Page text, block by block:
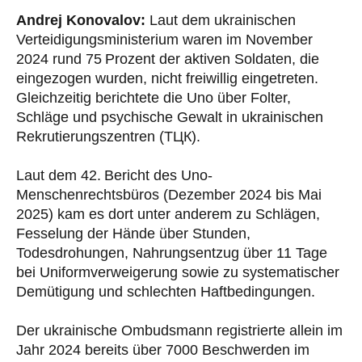
Andrej Konovalov: Laut dem ukrainischen
Verteidigungsministerium waren im November
2024 rund 75 Prozent der aktiven Soldaten, die
eingezogen wurden, nicht freiwillig eingetreten.
Gleichzeitig berichtete die Uno über Folter,
Schläge und psychische Gewalt in ukrainischen
Rekrutierungszentren (TЦК).
Laut dem 42. Bericht des Uno-
Menschenrechtsbüros (Dezember 2024 bis Mai
2025) kam es dort unter anderem zu Schlägen,
Fesselung der Hände über Stunden,
Todesdrohungen, Nahrungsentzug über 11 Tage
bei Uniformverweigerung sowie zu systematischer
Demütigung und schlechten Haftbedingungen.
Der ukrainische Ombudsmann registrierte allein im
Jahr 2024 bereits über 7000 Beschwerden im